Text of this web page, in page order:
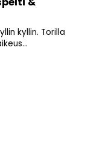
kyllin. Torilla